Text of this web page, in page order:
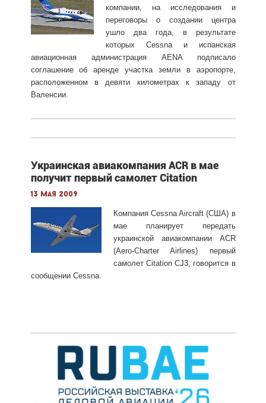
компании, на исследования и
переговоры о создании центра
ушло два года, в результате
которых Cessna и испанская
авиационная администрация AENA подписало
соглашение об аренде участка земли в аэропорте,
расположенном в девяти километрах к западу от
Валенсии.
Украинская авиакомпания ACR в мае
получит первый самолет Citation
13 мая 2009
Компания Cessna Aircraft (США) в
мае планирует передать
украинской авиакомпании ACR
(Aero-Charter Airlines) первый
самолет Citation CJ3, говорится в
сообщении Cessna.